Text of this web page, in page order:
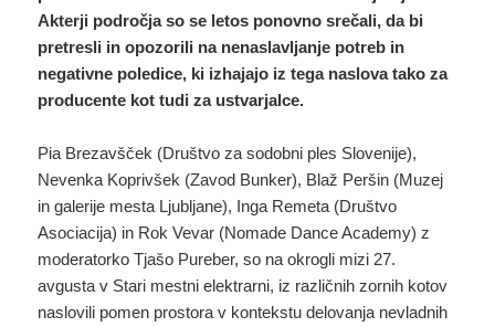
Akterji področja so se letos ponovno srečali, da bi
pretresli in opozorili na nenaslavljanje potreb in
negativne poledice, ki izhajajo iz tega naslova tako za
producente kot tudi za ustvarjalce.
Pia Brezavšček (Društvo za sodobni ples Slovenije),
Nevenka Koprivšek (Zavod Bunker), Blaž Peršin (Muzej
in galerije mesta Ljubljane), Inga Remeta (Društvo
Asociacija) in Rok Vevar (Nomade Dance Academy) z
moderatorko Tjašo Pureber, so na okrogli mizi 27.
avgusta v Stari mestni elektrarni, iz različnih zornih kotov
naslovili pomen prostora v kontekstu delovanja nevladnih